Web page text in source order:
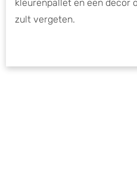
kleurenpallet en een decor
zult vergeten.